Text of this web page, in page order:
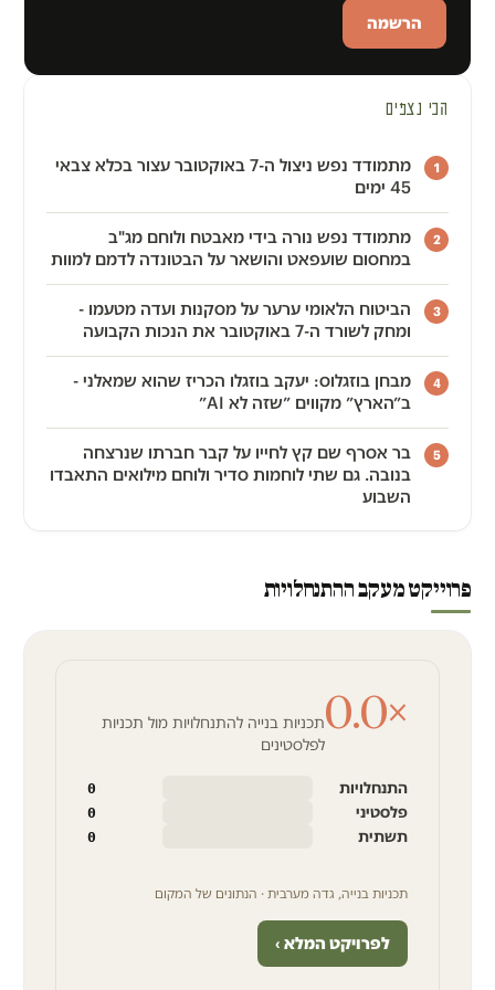
הכי נצפים
1
מתמודד נפש ניצול ה-7 באוקטובר עצור בכלא צבאי
45 ימים
2
מתמודד נפש נורה בידי מאבטח ולוחם מג"ב
במחסום שועפאט והושאר על הבטונדה לדמם למוות
3
הביטוח הלאומי ערער על מסקנות ועדה מטעמו -
ומחק לשורד ה-7 באוקטובר את הנכות הקבועה
4
מבחן בוזגלוס: יעקב בוזגלו הכריז שהוא שמאלני -
ב״הארץ״ מקווים ״שזה לא AI״
5
בר אסרף שם קץ לחייו על קבר חברתו שנרצחה
בנובה. גם שתי לוחמות סדיר ולוחם מילואים התאבדו
השבוע
פרוייקט מעקב ההתנחלויות
×
0.0תכניות בנייה להתנחלויות מול תכניות
לפלסטינים
התנחלויות
פלסטיני
תשתית
תכניות בנייה, גדה מערבית · הנתונים של המקום
לפרויקט המלא ›